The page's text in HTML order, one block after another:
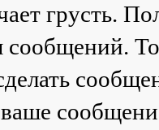
грусть.